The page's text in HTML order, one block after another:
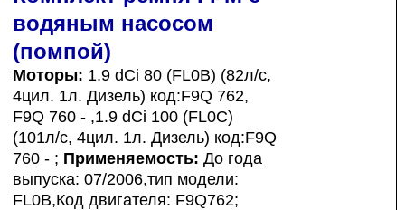
водяным насосом
(помпой)
Моторы: 1.9 dCi 80 (FL0B) (82л/с,
4цил. 1л. Дизель) код:F9Q 762,
F9Q 760 - ,1.9 dCi 100 (FL0C)
(101л/с, 4цил. 1л. Дизель) код:F9Q
760 - ; Применяемость: До года
выпуска: 07/2006,тип модели:
FL0B,Код двигателя: F9Q762;